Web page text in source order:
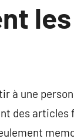
à une
des